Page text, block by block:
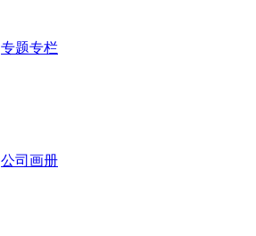
专题专栏
公司画册